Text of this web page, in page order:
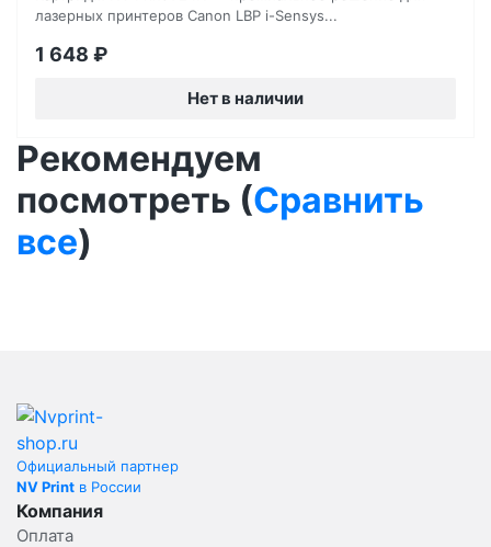
лазерных принтеров Canon LBP i-Sensys...
1 648 ₽
Нет в наличии
Рекомендуем
посмотреть (Сравнить
все)
Официальный партнер
NV Print в России
Компания
Оплата